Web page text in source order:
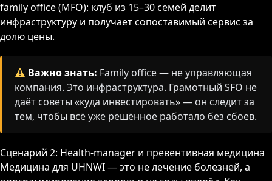
family office (MFO): клуб из 15–30 семей делит
инфраструктуру и получает сопоставимый сервис за
долю цены.
Важно знать: Family office — не управляющая
компания. Это инфраструктура. Грамотный SFO не
даёт советы «куда инвестировать» — он следит за
тем, чтобы всё уже решённое работало без сбоев.
Сценарий 2: Health-manager и превентивная медицина
Медицина для UHNWI — это не лечение болезней, а